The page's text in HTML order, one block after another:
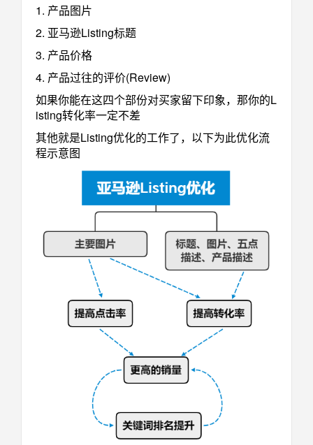
1. 产品图片
2. 亚马逊Listing标题
3. 产品价格
4. 产品过往的评价(Review)
如果你能在这四个部份对买家留下印象，那你的L
isting转化率一定不差
其他就是Listing优化的工作了，以下为此优化流
程示意图